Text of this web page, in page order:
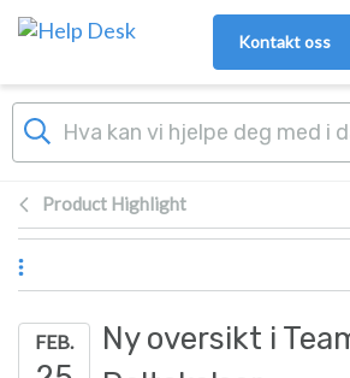
Hopp over til hovedinnhold
Kontakt oss
Product Highlight
FEB.
Ny oversikt i